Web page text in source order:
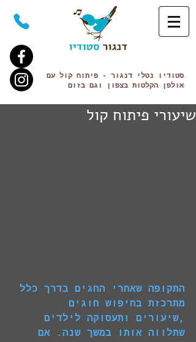
סטודיו נטלי דנגור - פיתוח קול עם
אולפן הקלטות בצפון וגם בזום
שיעורי פיתוח קול
התקופה שאחרי החגים בדרך כלל
מתרכזת בחיפוש חוגים
,שיעורים ותעסוקה לילדים
שתלווה אותו במשך שנה. אם